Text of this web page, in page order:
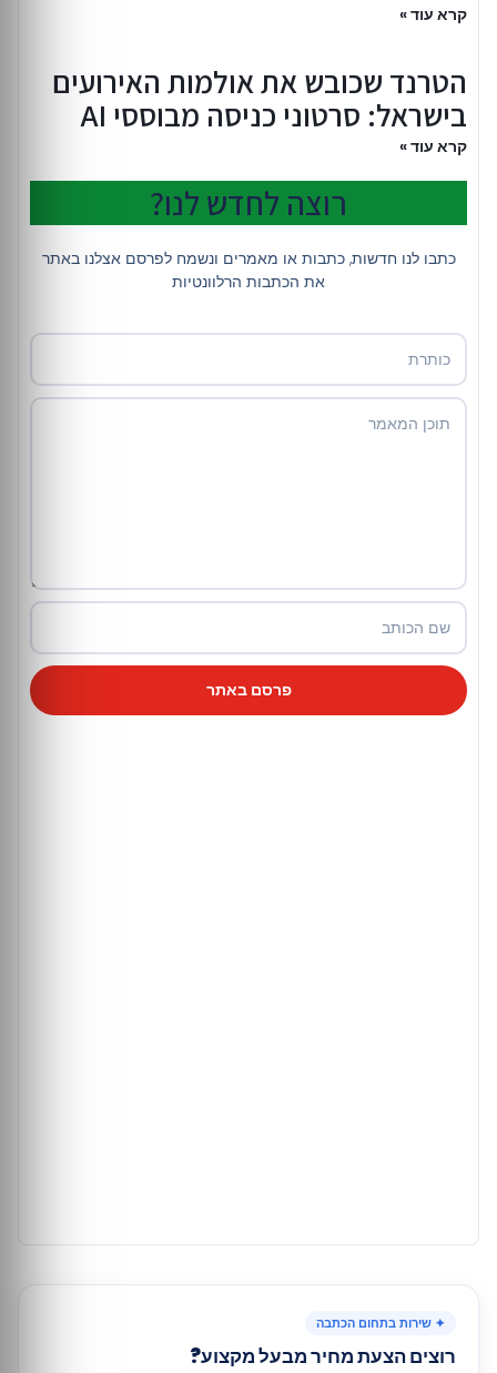
קרא עוד »
הטרנד שכובש את אולמות האירועים
בישראל: סרטוני כניסה מבוססי AI
קרא עוד »
רוצה לחדש לנו?
כתבו לנו חדשות, כתבות או מאמרים ונשמח לפרסם אצלנו באתר
את הכתבות הרלוונטיות
פרסם באתר
✦ שירות בתחום הכתבה
רוצים הצעת מחיר מבעל מקצוע?